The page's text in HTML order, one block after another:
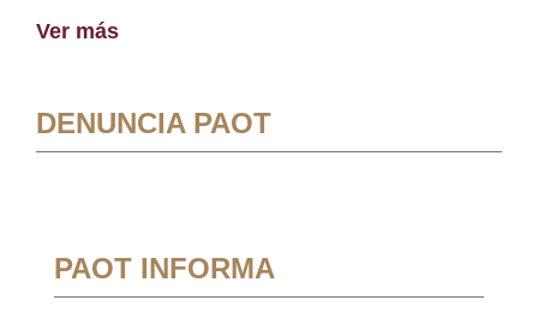
Ver más
DENUNCIA PAOT
PAOT INFORMA